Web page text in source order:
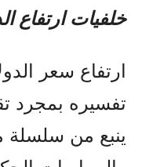
خلفيات ارتفاع
ارتفاع سعر
تفسيره بمجرد
ينبع من سلسلة